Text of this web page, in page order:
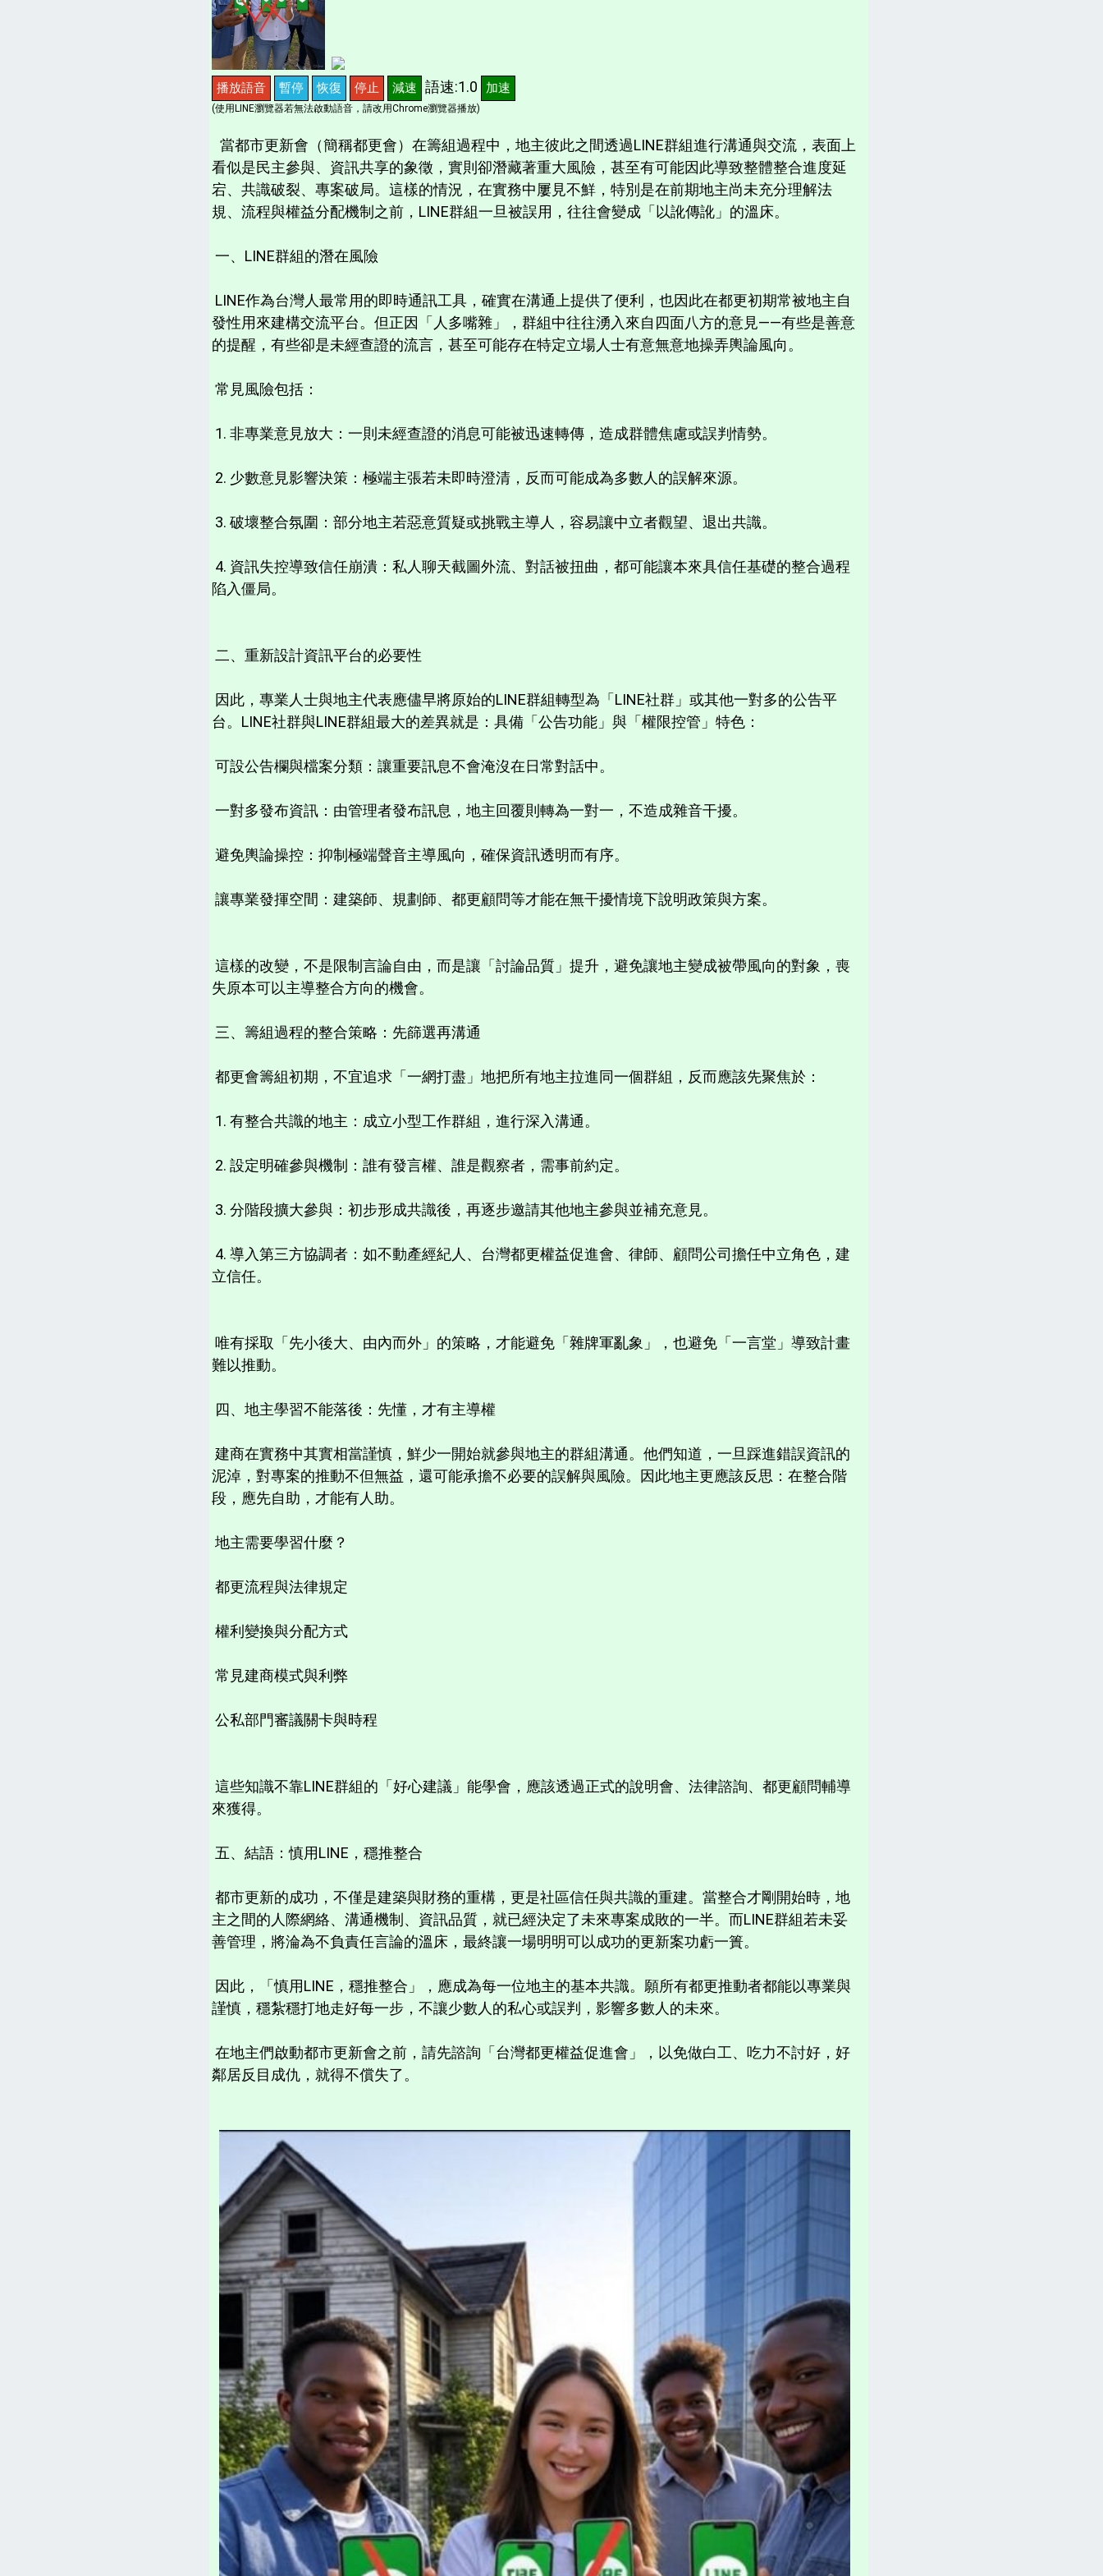
播放語音 暫停 恢復 停止 減速 語速:1.0 加速
(使用LINE瀏覽器若無法啟動語音，請改用Chrome瀏覽器播放)
當都市更新會（簡稱都更會）在籌組過程中，地主彼此之間透過LINE群組進行溝通與交流，表面上
看似是民主參與、資訊共享的象徵，實則卻潛藏著重大風險，甚至有可能因此導致整體整合進度延
宕、共識破裂、專案破局。這樣的情況，在實務中屢見不鮮，特別是在前期地主尚未充分理解法
規、流程與權益分配機制之前，LINE群組一旦被誤用，往往會變成「以訛傳訛」的溫床。
一、LINE群組的潛在風險
LINE作為台灣人最常用的即時通訊工具，確實在溝通上提供了便利，也因此在都更初期常被地主自
發性用來建構交流平台。但正因「人多嘴雜」，群組中往往湧入來自四面八方的意見——有些是善意
的提醒，有些卻是未經查證的流言，甚至可能存在特定立場人士有意無意地操弄輿論風向。
常見風險包括：
1. 非專業意見放大：一則未經查證的消息可能被迅速轉傳，造成群體焦慮或誤判情勢。
2. 少數意見影響決策：極端主張若未即時澄清，反而可能成為多數人的誤解來源。
3. 破壞整合氛圍：部分地主若惡意質疑或挑戰主導人，容易讓中立者觀望、退出共識。
4. 資訊失控導致信任崩潰：私人聊天截圖外流、對話被扭曲，都可能讓本來具信任基礎的整合過程
陷入僵局。
二、重新設計資訊平台的必要性
因此，專業人士與地主代表應儘早將原始的LINE群組轉型為「LINE社群」或其他一對多的公告平
台。LINE社群與LINE群組最大的差異就是：具備「公告功能」與「權限控管」特色：
可設公告欄與檔案分類：讓重要訊息不會淹沒在日常對話中。
一對多發布資訊：由管理者發布訊息，地主回覆則轉為一對一，不造成雜音干擾。
避免輿論操控：抑制極端聲音主導風向，確保資訊透明而有序。
讓專業發揮空間：建築師、規劃師、都更顧問等才能在無干擾情境下說明政策與方案。
這樣的改變，不是限制言論自由，而是讓「討論品質」提升，避免讓地主變成被帶風向的對象，喪
失原本可以主導整合方向的機會。
三、籌組過程的整合策略：先篩選再溝通
都更會籌組初期，不宜追求「一網打盡」地把所有地主拉進同一個群組，反而應該先聚焦於：
1. 有整合共識的地主：成立小型工作群組，進行深入溝通。
2. 設定明確參與機制：誰有發言權、誰是觀察者，需事前約定。
3. 分階段擴大參與：初步形成共識後，再逐步邀請其他地主參與並補充意見。
4. 導入第三方協調者：如不動產經紀人、台灣都更權益促進會、律師、顧問公司擔任中立角色，建
立信任。
唯有採取「先小後大、由內而外」的策略，才能避免「雜牌軍亂象」，也避免「一言堂」導致計畫
難以推動。
四、地主學習不能落後：先懂，才有主導權
建商在實務中其實相當謹慎，鮮少一開始就參與地主的群組溝通。他們知道，一旦踩進錯誤資訊的
泥淖，對專案的推動不但無益，還可能承擔不必要的誤解與風險。因此地主更應該反思：在整合階
段，應先自助，才能有人助。
地主需要學習什麼？
都更流程與法律規定
權利變換與分配方式
常見建商模式與利弊
公私部門審議關卡與時程
這些知識不靠LINE群組的「好心建議」能學會，應該透過正式的說明會、法律諮詢、都更顧問輔導
來獲得。
五、結語：慎用LINE，穩推整合
都市更新的成功，不僅是建築與財務的重構，更是社區信任與共識的重建。當整合才剛開始時，地
主之間的人際網絡、溝通機制、資訊品質，就已經決定了未來專案成敗的一半。而LINE群組若未妥
善管理，將淪為不負責任言論的溫床，最終讓一場明明可以成功的更新案功虧一簣。
因此，「慎用LINE，穩推整合」，應成為每一位地主的基本共識。願所有都更推動者都能以專業與
謹慎，穩紮穩打地走好每一步，不讓少數人的私心或誤判，影響多數人的未來。
在地主們啟動都市更新會之前，請先諮詢「台灣都更權益促進會」，以免做白工、吃力不討好，好
鄰居反目成仇，就得不償失了。